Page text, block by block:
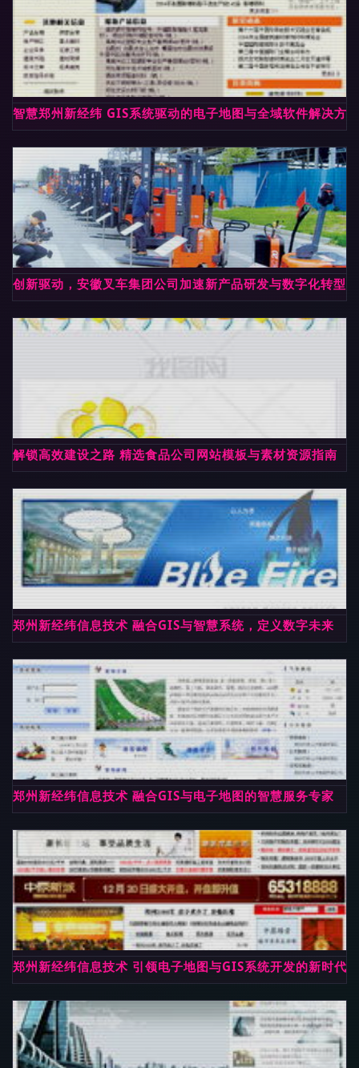
智慧郑州新经纬 GIS系统驱动的电子地图与全域软件解决方案
创新驱动，安徽叉车集团公司加速新产品研发与数字化转型
解锁高效建设之路 精选食品公司网站模板与素材资源指南
郑州新经纬信息技术 融合GIS与智慧系统，定义数字未来
郑州新经纬信息技术 融合GIS与电子地图的智慧服务专家
郑州新经纬信息技术 引领电子地图与GIS系统开发的新时代